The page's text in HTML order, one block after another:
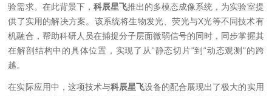
验需求。在此背景下， 科辰星飞推出的多模态成像系统，为实验室提
供了实用的解决方案。该系统将生物发光、荧光与X光等不同技术有
机融合，帮助科研人员在捕捉分子层面微弱信号的同时，同步掌握其
在解剖结构中的具体位置，实现了从“静态切片"到“动态观测"的跨
越。
在实际应用中，这项技术与科辰星飞设备的配合展现出了极大的实用